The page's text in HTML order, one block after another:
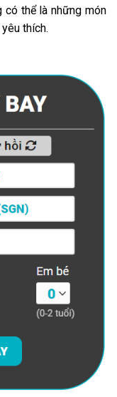
có thể là những món
thích.